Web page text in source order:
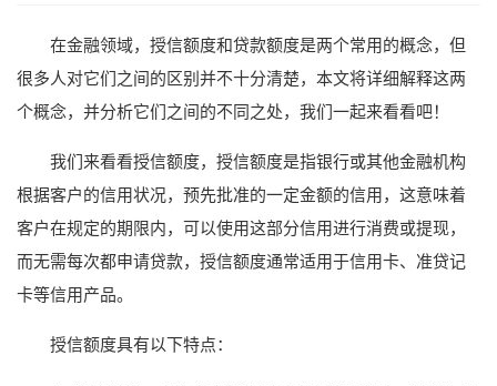
在金融领域，授信额度和贷款额度是两个常用的概念，但
很多人对它们之间的区别并不十分清楚，本文将详细解释这两
个概念，并分析它们之间的不同之处，我们一起来看看吧！
我们来看看授信额度，授信额度是指银行或其他金融机构
根据客户的信用状况，预先批准的一定金额的信用，这意味着
客户在规定的期限内，可以使用这部分信用进行消费或提现，
而无需每次都申请贷款，授信额度通常适用于信用卡、准贷记
卡等信用产品。
授信额度具有以下特点：